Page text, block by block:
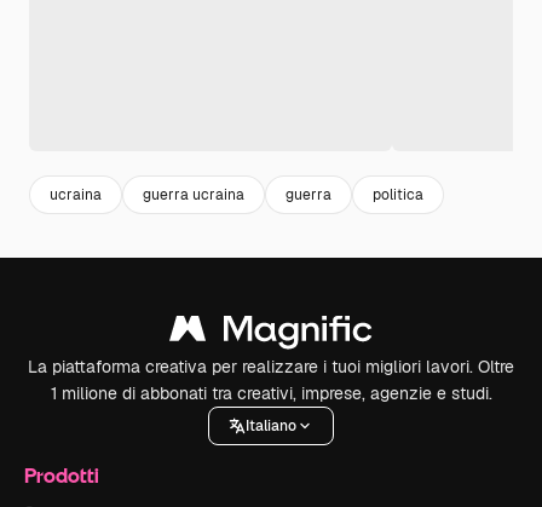
ucraina guerra ucraina guerra politica
La piattaforma creativa per realizzare i tuoi migliori lavori. Oltre
1 milione di abbonati tra creativi, imprese, agenzie e studi.
Italiano
Prodotti